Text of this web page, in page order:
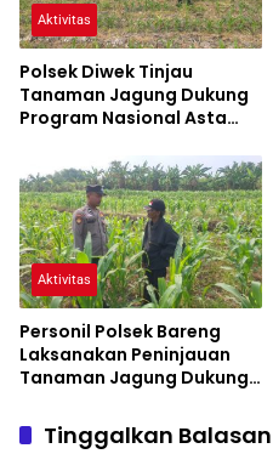
Aktivitas
Polsek Diwek Tinjau
Tanaman Jagung Dukung
Program Nasional Asta
Aktivitas
Personil Polsek Bareng
Laksanakan Peninjauan
Tanaman Jagung Dukung
Pangan
Tinggalkan Balasan